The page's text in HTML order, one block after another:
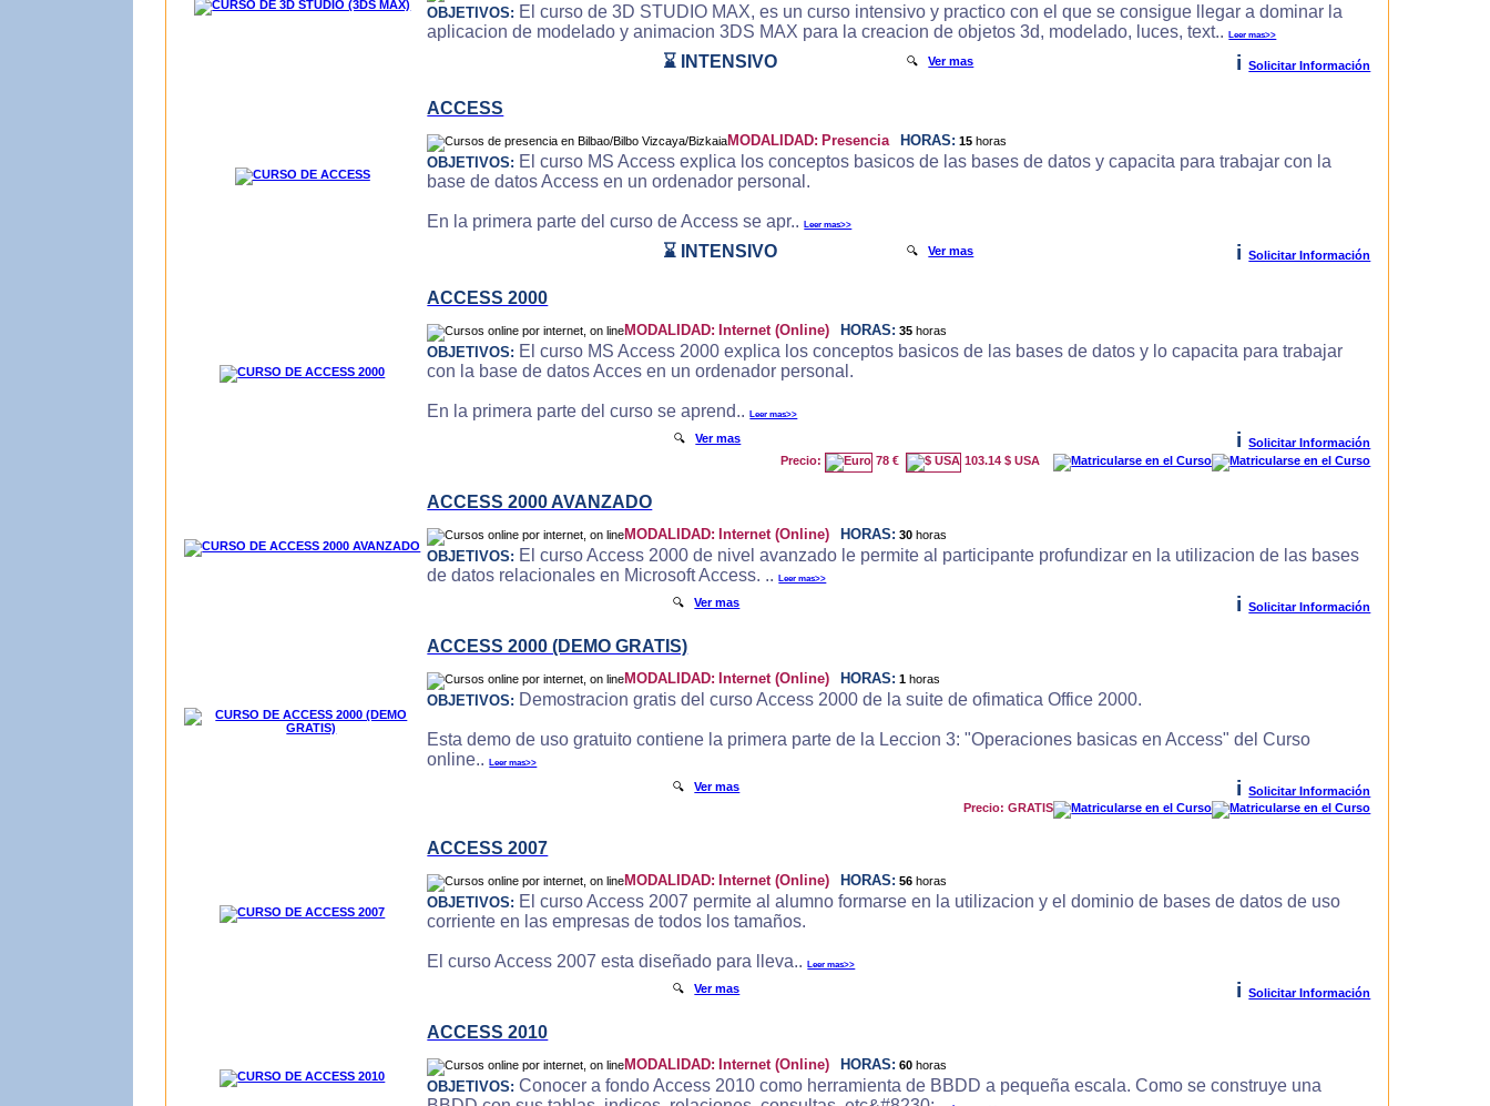
OBJETIVOS: El curso de 3D STUDIO MAX, es un curso intensivo y practico con el que se consigue llegar a dominar la
aplicacion de modelado y animacion 3DS MAX para la creacion de objetos 3d, modelado, luces, text..Leer mas>>
⌛ INTENSIVO 🔍Ver mas i Solicitar Información
ACCESS
MODALIDAD: Presencia HORAS: 15 horas
OBJETIVOS: El curso MS Access explica los conceptos basicos de las bases de datos y capacita para trabajar con la
base de datos Access en un ordenador personal.
En la primera parte del curso de Access se apr..Leer mas>>
⌛ INTENSIVO 🔍Ver mas i Solicitar Información
ACCESS 2000
MODALIDAD: Internet (Online) HORAS: 35 horas
OBJETIVOS: El curso MS Access 2000 explica los conceptos basicos de las bases de datos y lo capacita para trabajar
con la base de datos Acces en un ordenador personal.
En la primera parte del curso se aprend..Leer mas>>
🔍Ver mas i
Solicitar Información
Precio:
78 € 103.14 $ USA
ACCESS 2000 AVANZADO
MODALIDAD: Internet (Online) HORAS: 30 horas
OBJETIVOS: El curso Access 2000 de nivel avanzado le permite al participante profundizar en la utilizacion de las bases
de datos relacionales en Microsoft Access. ..Leer mas>>
🔍Ver mas i Solicitar Información
ACCESS 2000 (DEMO GRATIS)
MODALIDAD: Internet (Online) HORAS: 1 horas
OBJETIVOS: Demostracion gratis del curso Access 2000 de la suite de ofimatica Office 2000.
Esta demo de uso gratuito contiene la primera parte de la Leccion 3: "Operaciones basicas en Access" del Curso
online..Leer mas>>
🔍Ver mas i
Solicitar Información
Precio: GRATIS
ACCESS 2007
MODALIDAD: Internet (Online) HORAS: 56 horas
OBJETIVOS: El curso Access 2007 permite al alumno formarse en la utilizacion y el dominio de bases de datos de uso
corriente en las empresas de todos los tamaños.
El curso Access 2007 esta diseñado para lleva..Leer mas>>
🔍Ver mas i Solicitar Información
ACCESS 2010
MODALIDAD: Internet (Online) HORAS: 60 horas
OBJETIVOS: Conocer a fondo Access 2010 como herramienta de BBDD a pequeña escala. Como se construye una